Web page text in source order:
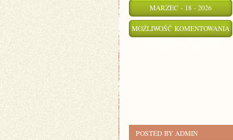
MARZEC - 18 - 2026
MOŻLIWOŚĆ KOMENTOWANIA
POSTED BY ADMIN